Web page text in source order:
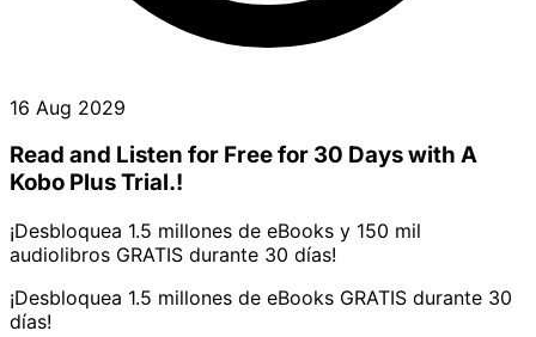
16 Aug 2029
Read and Listen for Free for 30 Days with A
Kobo Plus Trial.!
¡Desbloquea 1.5 millones de eBooks y 150 mil
audiolibros GRATIS durante 30 días!
¡Desbloquea 1.5 millones de eBooks GRATIS durante 30
días!